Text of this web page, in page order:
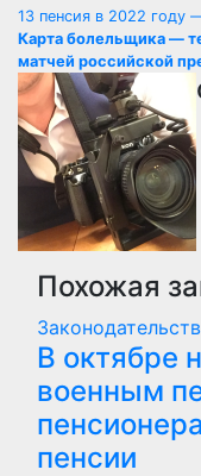
по
записям
13 пенсия в 2022 году
Карта болельщика —
матчей российской
Похожая
В октябре
военным
пенсии